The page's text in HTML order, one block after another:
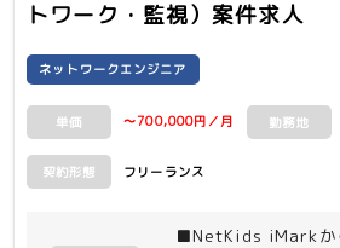
トワーク・監視）案件求人
ネットワークエンジニア
単価 〜700,000円／月 勤務地
契約形態 フリーランス
■NetKids iMarkか